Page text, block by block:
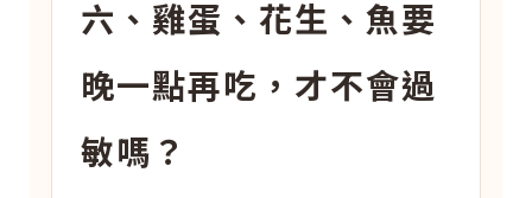
六、雞蛋、花生、魚要
晚一點再吃，才不會過
敏嗎？